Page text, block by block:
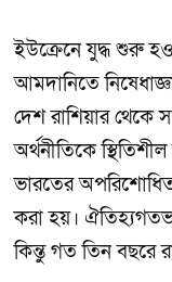
ইউক্রেনে যুদ্ধ শুরু
আমদানিতে
দেশ রাশিয়ার থেকে
অর্থনীতিকে
ভারতের
করা হয়।
কিন্তু গত তিন বছরে